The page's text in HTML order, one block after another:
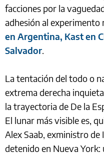
facciones por la
adhesión al experimento
en Argentina, Kast en
Salvador.
La tentación del todo o
extrema derecha
la trayectoria de De la
El lunar más visible es,
Alex Saab, exministro
detenido en Nueva